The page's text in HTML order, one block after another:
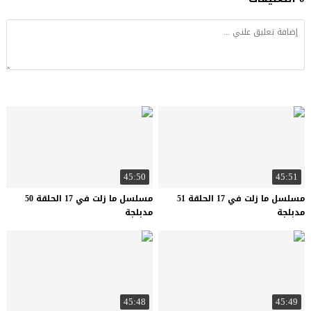
45:51
مسلسل ما زلت في 17 الحلقة 51
مدبلجة
45:50
مسلسل ما زلت في 17 الحلقة 50
مدبلجة
45:49
45:48